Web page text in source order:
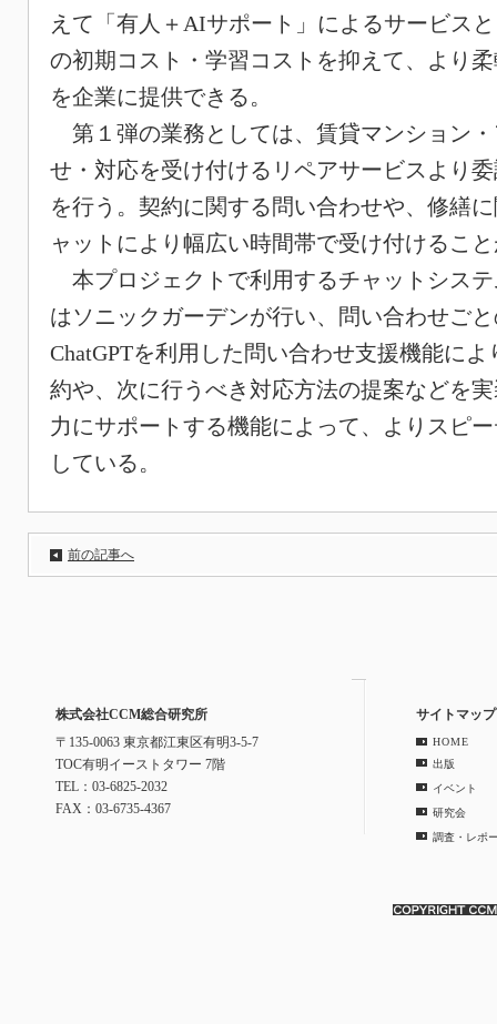
えて「有人＋AIサポート」によるサービス
の初期コスト・学習コストを抑えて、より
を企業に提供できる。
第１弾の業務としては、賃貸マンション
せ・対応を受け付けるリペアサービスより
を行う。契約に関する問い合わせや、修繕
ャットにより幅広い時間帯で受け付けるこ
本プロジェクトで利用するチャットシス
はソニックガーデンが行い、問い合わせご
ChatGPTを利用した問い合わせ支援機能に
約や、次に行うべき対応方法の提案などを
力にサポートする機能によって、よりスピ
している。
前の記事へ
株式会社CCM総合研究所
〒135-0063 東京都江東区有明3-5-7
TOC有明イーストタワー 7階
TEL：03-6825-2032
FAX：03-6735-4367
サイトマップ
HOME
出版
イベント
研究会
調査・レポ